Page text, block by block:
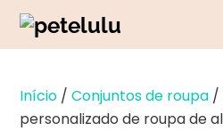
Saltar
para
Início /Conjuntos de roupa /
personalizado de roupa de